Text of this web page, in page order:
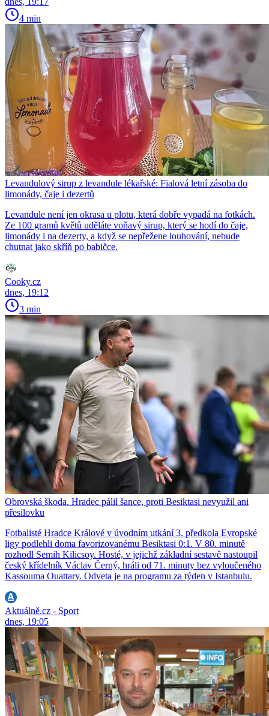
4 min
Levandulový sirup z levandule lékařské: Fialová letní zásoba do
limonády, čaje i dezertů
Levandule není jen okrasa u plotu, která dobře vypadá na fotkách.
Ze 100 gramů květů uděláte voňavý sirup, který se hodí do čaje,
limonády i na dezerty, a když se nepřežene louhování, nebude
chutnat jako skříň po babičce.
Cooky.cz
dnes, 19:12
3 min
Obrovská škoda. Hradec pálil šance, proti Besiktasi nevyužil ani
přesilovku
Fotbalisté Hradce Králové v úvodním utkání 3. předkola Evropské
ligy podlehli doma favorizovanému Besiktasi 0:1. V 80. minutě
rozhodl Semih Kilicsoy. Hosté, v jejichž základní sestavě nastoupil
český křídelník Václav Černý, hráli od 71. minuty bez vyloučeného
Kassouma Ouattary. Odveta je na programu za týden v Istanbulu.
Aktuálně.cz - Sport
dnes, 19:05